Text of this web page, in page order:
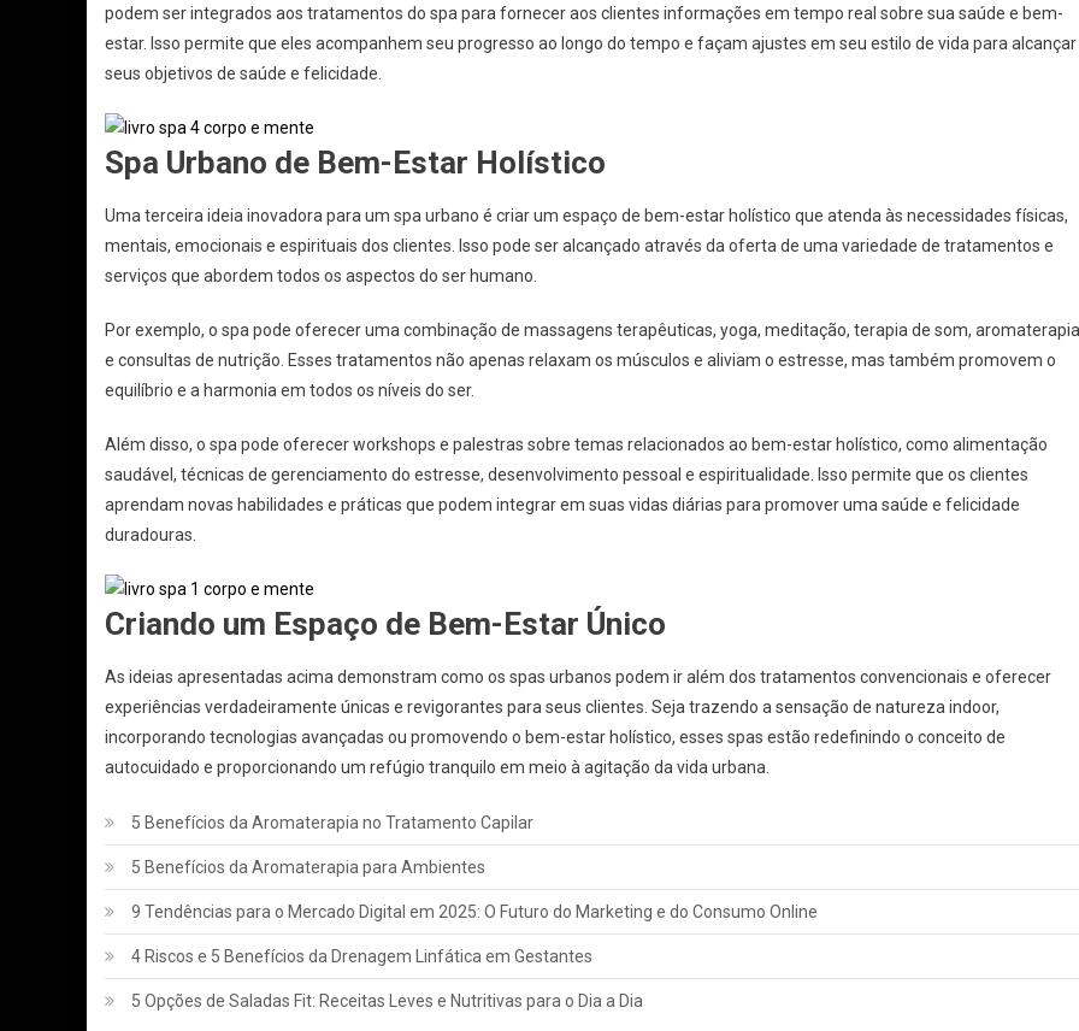
podem ser integrados aos tratamentos do spa para fornecer aos clientes informações em tempo real sobre sua saúde e bem-
estar. Isso permite que eles acompanhem seu progresso ao longo do tempo e façam ajustes em seu estilo de vida para alcançar
seus objetivos de saúde e felicidade.
Spa Urbano de Bem-Estar Holístico
Uma terceira ideia inovadora para um spa urbano é criar um espaço de bem-estar holístico que atenda às necessidades físicas,
mentais, emocionais e espirituais dos clientes. Isso pode ser alcançado através da oferta de uma variedade de tratamentos e
serviços que abordem todos os aspectos do ser humano.
Por exemplo, o spa pode oferecer uma combinação de massagens terapêuticas, yoga, meditação, terapia de som, aromaterapia
e consultas de nutrição. Esses tratamentos não apenas relaxam os músculos e aliviam o estresse, mas também promovem o
equilíbrio e a harmonia em todos os níveis do ser.
Além disso, o spa pode oferecer workshops e palestras sobre temas relacionados ao bem-estar holístico, como alimentação
saudável, técnicas de gerenciamento do estresse, desenvolvimento pessoal e espiritualidade. Isso permite que os clientes
aprendam novas habilidades e práticas que podem integrar em suas vidas diárias para promover uma saúde e felicidade
duradouras.
Criando um Espaço de Bem-Estar Único
As ideias apresentadas acima demonstram como os spas urbanos podem ir além dos tratamentos convencionais e oferecer
experiências verdadeiramente únicas e revigorantes para seus clientes. Seja trazendo a sensação de natureza indoor,
incorporando tecnologias avançadas ou promovendo o bem-estar holístico, esses spas estão redefinindo o conceito de
autocuidado e proporcionando um refúgio tranquilo em meio à agitação da vida urbana.
5 Benefícios da Aromaterapia no Tratamento Capilar
5 Benefícios da Aromaterapia para Ambientes
9 Tendências para o Mercado Digital em 2025: O Futuro do Marketing e do Consumo Online
4 Riscos e 5 Benefícios da Drenagem Linfática em Gestantes
5 Opções de Saladas Fit: Receitas Leves e Nutritivas para o Dia a Dia